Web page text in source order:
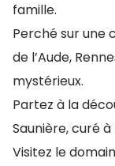
famille.
Perché sur une
de l’Aude,
mystérieux.
Partez à la
Saunière, curé
Visitez le